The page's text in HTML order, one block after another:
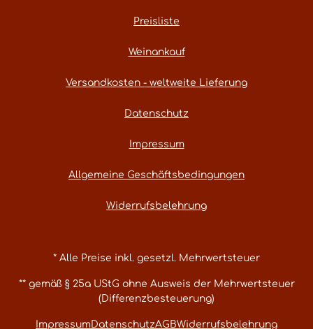
Preisliste
Weinankauf
Versandkosten - weltweite Lieferung
Datenschutz
Impressum
Allgemeine Geschäftsbedingungen
Widerrufsbelehrung
* Alle Preise inkl. gesetzl. Mehrwertsteuer
** gemäß § 25a UStG ohne Ausweis der Mehrwertsteuer
(Differenzbesteuerung)
ImpressumDatenschutzAGBWiderrufsbelehrung